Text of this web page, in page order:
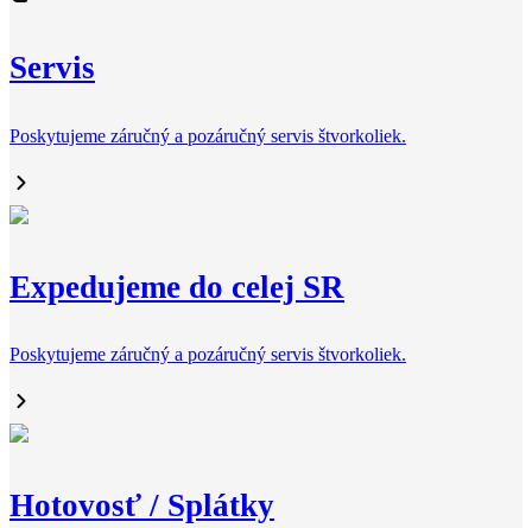
Servis
Poskytujeme záručný a pozáručný servis štvorkoliek.
Expedujeme do celej SR
Poskytujeme záručný a pozáručný servis štvorkoliek.
Hotovosť / Splátky